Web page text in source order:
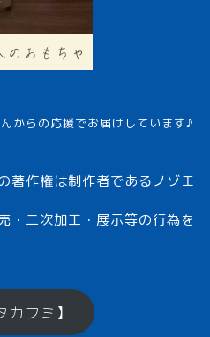
からの応援でお届けしています♪
著作権は制作者であるノゾエ
・二次加工・展示等の行為を
フミ】
メモざるとは？